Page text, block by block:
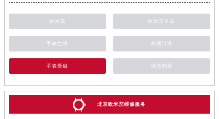
欧米茄 欧米茄手表
手表生锈 外观清洗
手表受磁 抛光翻新
北京欧米茄维修服务